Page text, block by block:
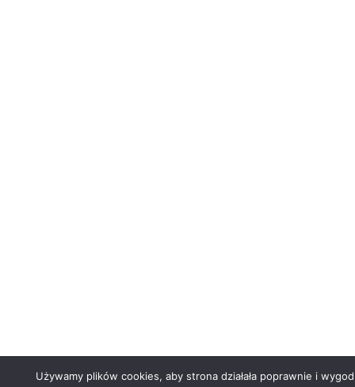
Używamy plików cookies, aby strona działała poprawnie i